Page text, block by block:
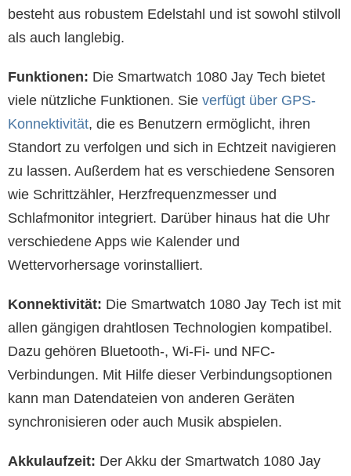
besteht aus robustem Edelstahl und ist sowohl stilvoll
als auch langlebig.
Funktionen: Die Smartwatch 1080 Jay Tech bietet
viele nützliche Funktionen. Sie verfügt über GPS-
Konnektivität, die es Benutzern ermöglicht, ihren
Standort zu verfolgen und sich in Echtzeit navigieren
zu lassen. Außerdem hat es verschiedene Sensoren
wie Schrittzähler, Herzfrequenzmesser und
Schlafmonitor integriert. Darüber hinaus hat die Uhr
verschiedene Apps wie Kalender und
Wettervorhersage vorinstalliert.
Konnektivität: Die Smartwatch 1080 Jay Tech ist mit
allen gängigen drahtlosen Technologien kompatibel.
Dazu gehören Bluetooth-, Wi-Fi- und NFC-
Verbindungen. Mit Hilfe dieser Verbindungsoptionen
kann man Datendateien von anderen Geräten
synchronisieren oder auch Musik abspielen.
Akkulaufzeit: Der Akku der Smartwatch 1080 Jay